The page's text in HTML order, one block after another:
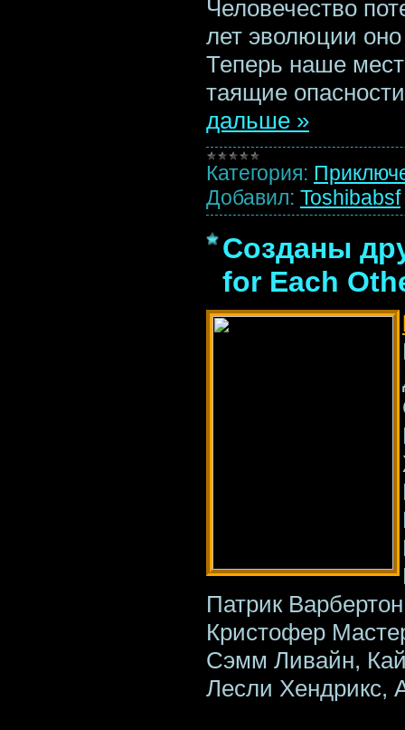
Человечество
лет эволюции
Теперь наше
таящие
дальше »
Категория:
Добавил: Toshibabsf
Созданы
for Each
Патрик
Кристофер
Сэмм Ливайн,
Лесли Хендрикс,